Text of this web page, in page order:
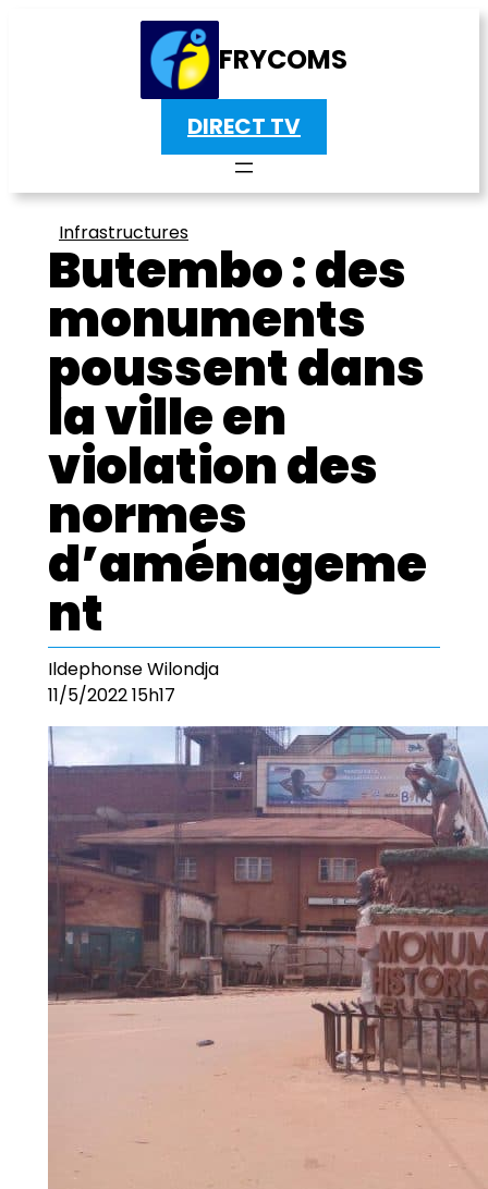
FRYCOMS
DIRECT TV
Infrastructures
Butembo : des
monuments
poussent dans
la ville en
violation des
normes
d’aménageme
nt
Ildephonse Wilondja
11/5/2022 15h17